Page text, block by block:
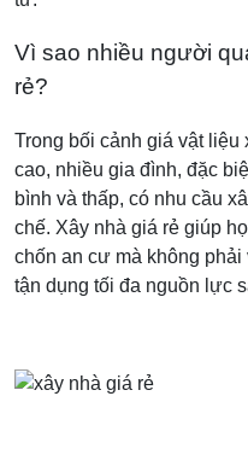
Vì sao nhiều người
rẻ?
Trong bối cảnh giá vật
cao, nhiều gia đình, đặc
bình và thấp, có nhu cầu
chế. Xây nhà giá rẻ giúp
chốn an cư mà không
tận dụng tối đa nguồn lực